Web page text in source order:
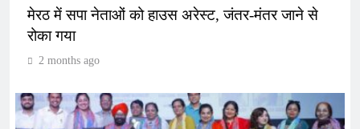
मेरठ में सपा नेताओं को हाउस अरेस्ट, जंतर-मंतर जाने से
रोका गया
2 months ago